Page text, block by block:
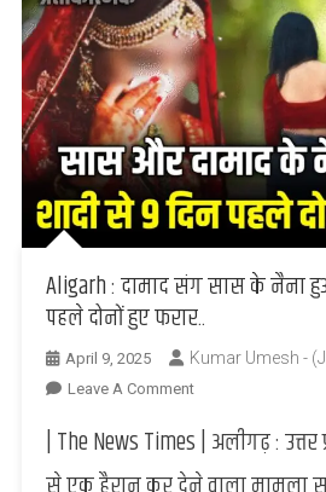
Aligarh : दामाद संग सास के नैना
पहले दोनों हुए फरार..
April 9, 2025 Kumar Umesh -
Leave A CommentOn
:
दामाद
| The News Times | अलीगढ़ :